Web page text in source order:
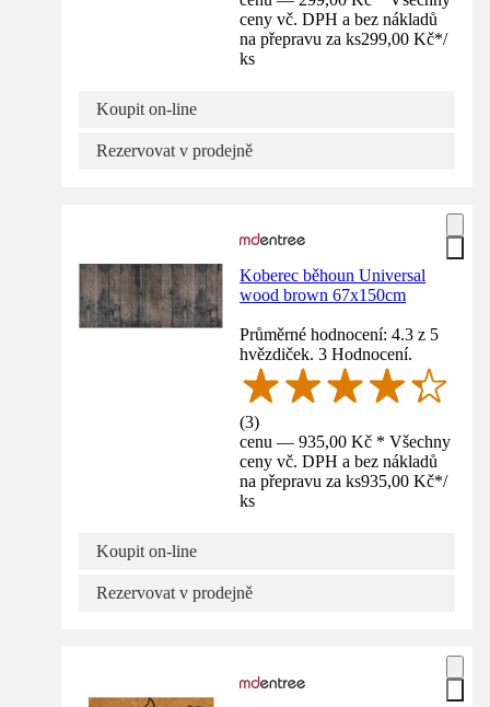
ceny vč. DPH a bez nákladů
na přepravu za ks299,00 Kč*/
ks
Koupit on-line
Rezervovat v prodejně
Koberec běhoun Universal
wood brown 67x150cm
Průměrné hodnocení: 4.3 z 5
hvězdiček. 3 Hodnocení.
(3)
cenu — 935,00 Kč * Všechny
ceny vč. DPH a bez nákladů
na přepravu za ks935,00 Kč*/
ks
Koupit on-line
Rezervovat v prodejně